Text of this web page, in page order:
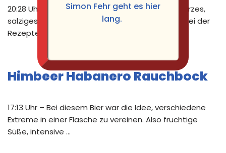
20:28 Uhr – Die ursprüngliche Idee war, ein schwarzes,
salziges Bier mit fruchtiger Hopfung zu brauen. Bei der
Rezeptentwicklung hat …
Himbeer Habanero Rauchbock
17:13 Uhr – Bei diesem Bier war die Idee, verschiedene
Extreme in einer Flasche zu vereinen. Also fruchtige
Süße, intensive …
Simon Fehr geht es hier
lang.